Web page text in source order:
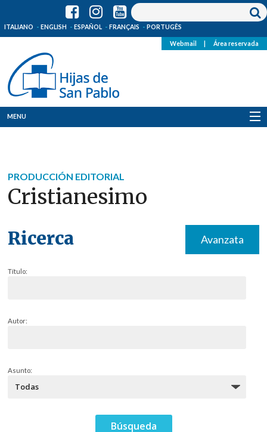
ITALIANO ENGLISH ESPAÑOL FRANÇAIS PORTUGÊS
Webmail Área reservada
MENU
Dónde estamos
Noticias
PRODUCCIÓN EDITORIAL
Cristianesimo
Ricerca Avanzata
Título:
Autor:
Asunto: